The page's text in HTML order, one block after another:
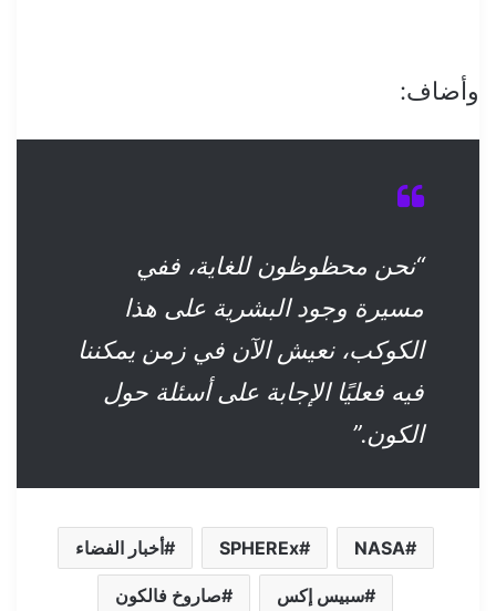
وأضاف:
“نحن محظوظون للغاية، ففي
مسيرة وجود البشرية على هذا
الكوكب، نعيش الآن في زمن يمكننا
فيه فعليًا الإجابة على أسئلة حول
الكون.”
NASA
SPHEREx أخبار الفضاء
سبيس إكس صاروخ فالكون